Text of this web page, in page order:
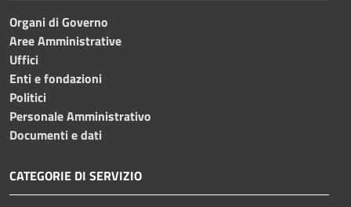
Organi di Governo
Aree Amministrative
Uffici
Enti e fondazioni
Politici
Personale Amministrativo
Documenti e dati
CATEGORIE DI SERVIZIO